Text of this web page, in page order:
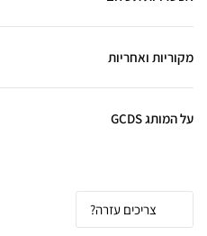
מקוריות ואחריות
על המותג GCDS
צריכים עזרה?